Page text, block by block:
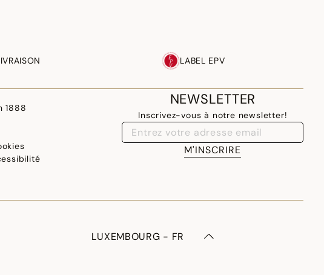
LABEL EPV
1888
NEWSLETTER
Inscrivez-vous à notre newsletter!
M'INSCRIRE
LUXEMBOURG - FR